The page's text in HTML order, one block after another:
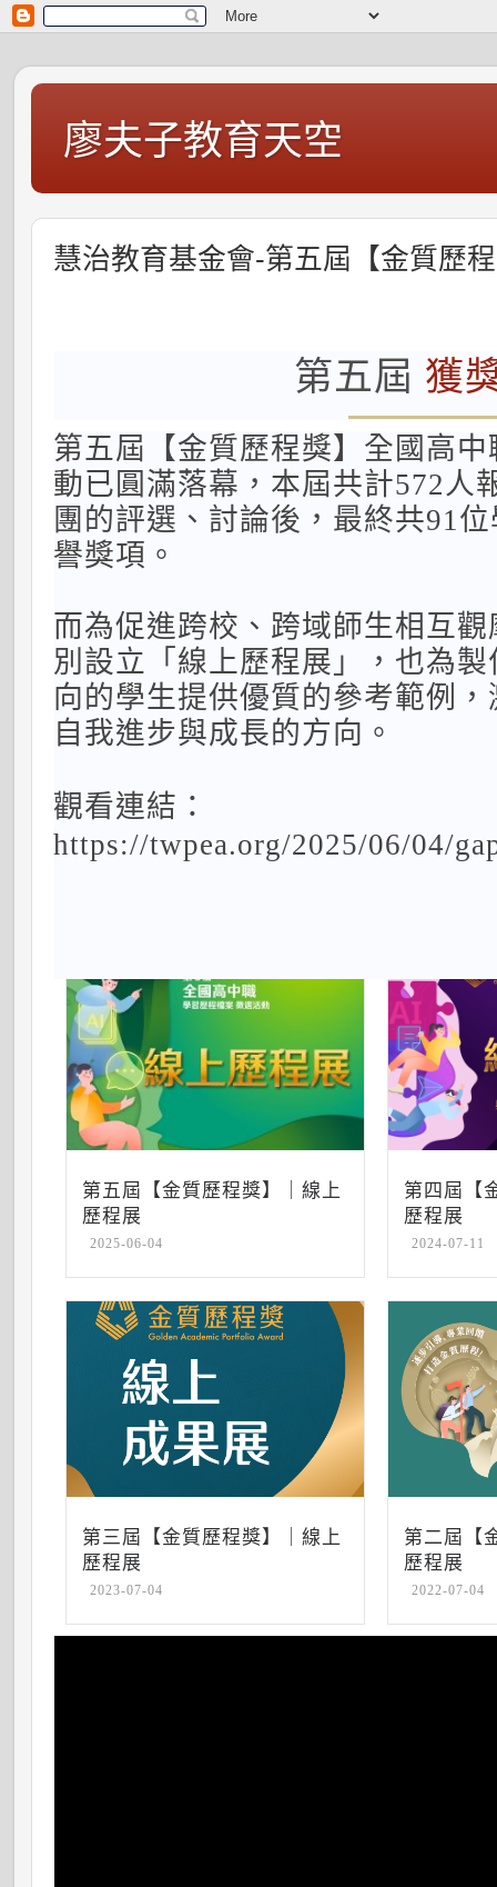
廖夫子教育天空
慧治教育基金會-第五屆【金質歷
第五屆 獲
第五屆【金質歷程獎】全國高
動已圓滿落幕，本屆共計572人
團的評選、討論後，最終共91
譽獎項。
而為促進跨校、跨域師生相互
別設立「線上歷程展」，也為
向的學生提供優質的參考範例
自我進步與成長的方向。
觀看連結：
https://twpea.org/2025/06/04/
第五屆【金質歷程獎】｜線上
歷程展
2025-06-04
第四屆【
歷程展
2024-07-11
第三屆【金質歷程獎】｜線上
歷程展
2023-07-04
第二屆【
歷程展
2022-07-04